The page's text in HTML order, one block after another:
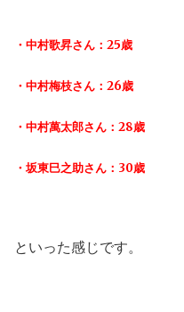
・中村歌昇さん：25歳
・中村梅枝さん：26歳
・中村萬太郎さん：28歳
・坂東巳之助さん：30歳
といった感じです。